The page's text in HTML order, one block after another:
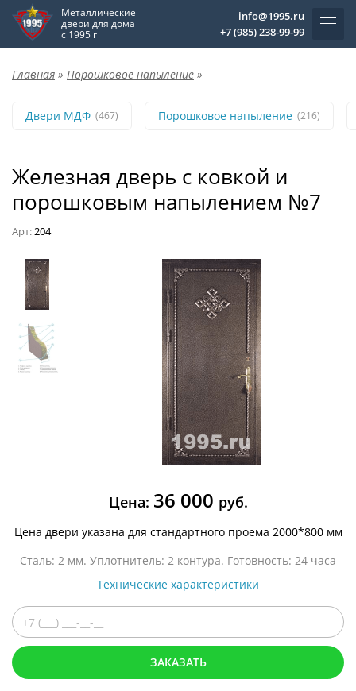
Металлические
двери для дома
с 1995 г
info@1995.ru
+7 (985) 238-99-99
Главная » Порошковое напыление »
Двери МДФ (467) Порошковое напыление (216)
Железная дверь с ковкой и
порошковым напылением №7
Арт:204
Цена: 36 000 руб.
Цена двери указана для стандартного проема 2000*800 мм
Сталь: 2 мм. Уплотнитель: 2 контура. Готовность: 24 часа
Технические характеристики
ЗАКАЗАТЬ